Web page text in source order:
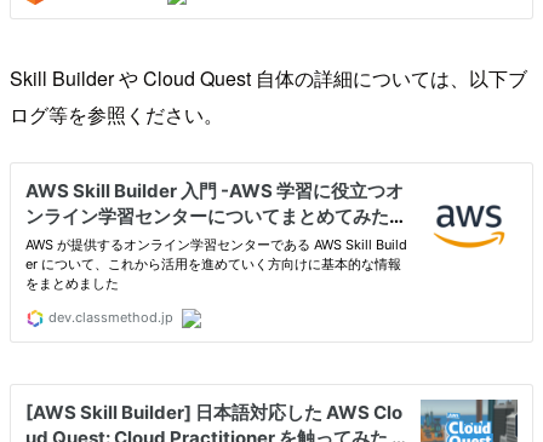
Skill Builder や Cloud Quest 自体の詳細については、以下ブ
ログ等を参照ください。